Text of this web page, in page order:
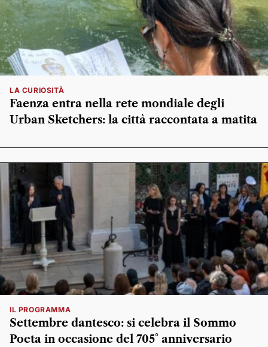
LA CURIOSITÀ
Faenza entra nella rete mondiale degli
Urban Sketchers: la città raccontata a matita
IL PROGRAMMA
Settembre dantesco: si celebra il Sommo
Poeta in occasione del 705° anniversario